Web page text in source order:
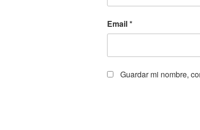
Email*
Guardar mi nombre,